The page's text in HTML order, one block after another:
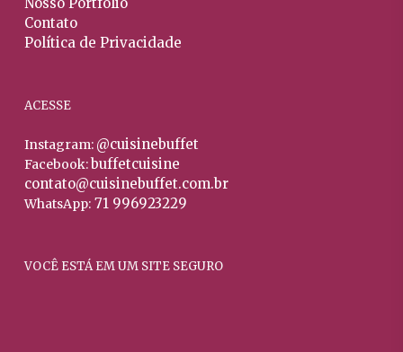
Contato
Política de Privacidade
ACESSE
Instagram: @cuisinebuffet
Facebook:buffetcuisine
contato@cuisinebuffet.com.br
WhatsApp:71 996923229
VOCÊ ESTÁ EM UM SITE SEGURO